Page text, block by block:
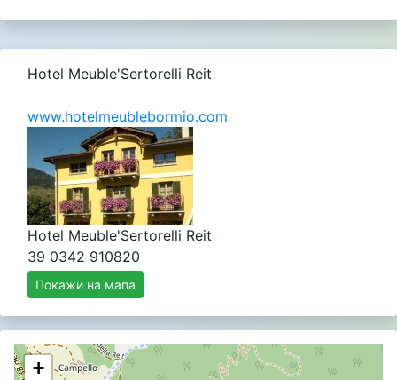
Hotel Meuble'Sertorelli Reit
www.hotelmeublebormio.com
Hotel Meuble'Sertorelli Reit
39 0342 910820
Покажи на мапа
+